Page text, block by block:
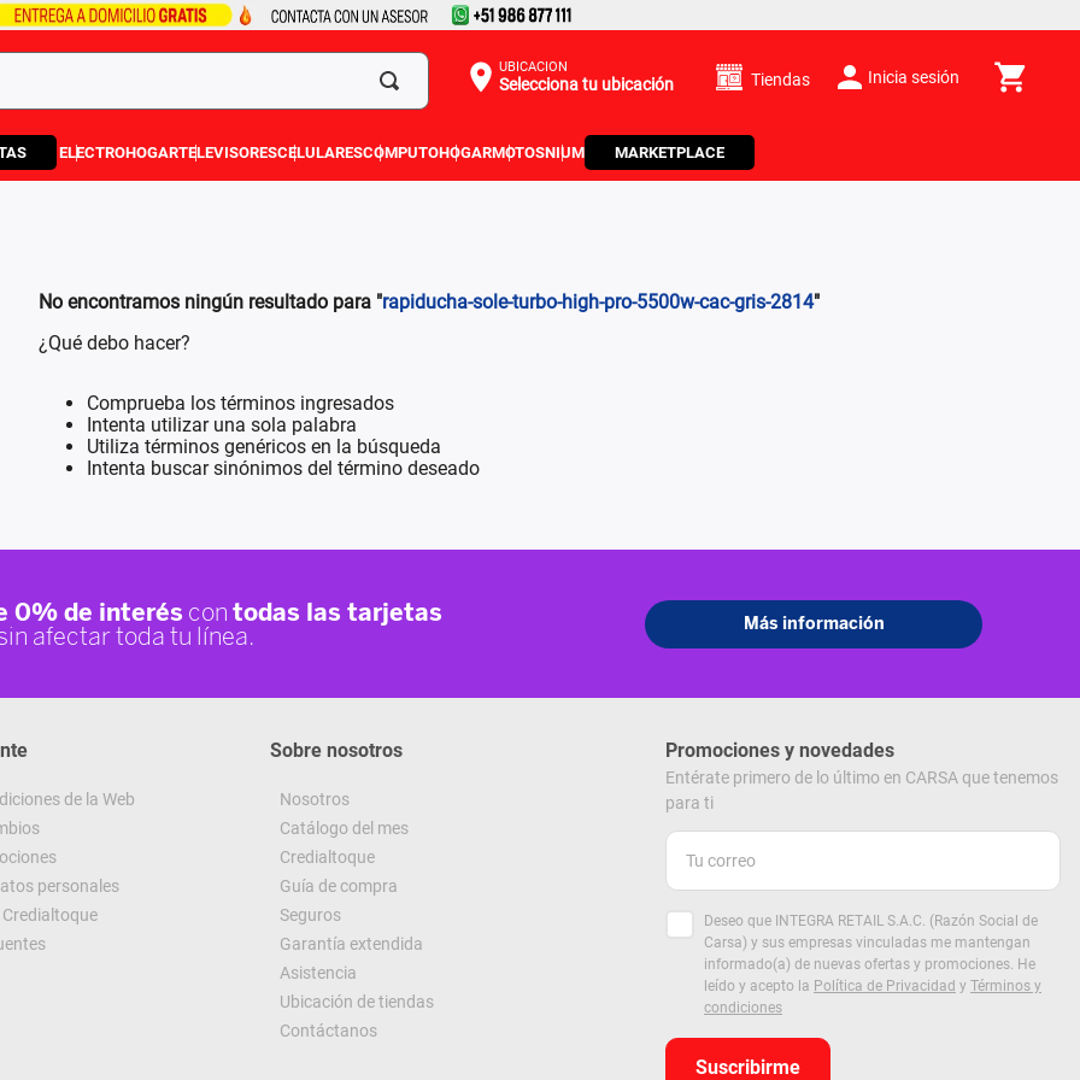
UBICACIÓN
Selecciona tu ubicación Tiendas Inicia sesión
ELECTROHOGARTELEVISORESCELULARESCOMPUTOHOGARMOTOSNIUM MARKETPLACE
No encontramos ningún resultado para "rapiducha-sole-turbo-high-pro-5500w-cac-gris-2814"
¿Qué debo hacer?
Comprueba los términos ingresados
Intenta utilizar una sola palabra
Utiliza términos genéricos en la búsqueda
Intenta buscar sinónimos del término deseado
de la Web
personales
Sobre nosotros
Nosotros
Catálogo del mes
Credialtoque
Guía de compra
Seguros
Garantía extendida
Asistencia
Ubicación de tiendas
Contáctanos
Promociones y novedades
Entérate primero de lo último en CARSA que tenemos
para ti
Deseo que INTEGRA RETAIL S.A.C. (Razón Social de
Carsa) y sus empresas vinculadas me mantengan
informado(a) de nuevas ofertas y promociones. He
leído y acepto la Política de Privacidad y Términos y
condiciones
Suscribirme